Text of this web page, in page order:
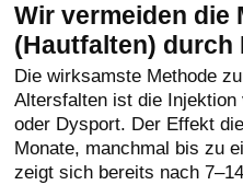
Wir vermeiden die
(Hautfalten)
Die wirksamste Methode
Altersfalten ist die
oder Dysport. Der Effekt
Monate, manchmal bis zu
zeigt sich bereits nach